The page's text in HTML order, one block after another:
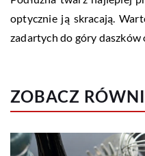
optycznie ją skracają.
zadartych do góry
ZOBACZ